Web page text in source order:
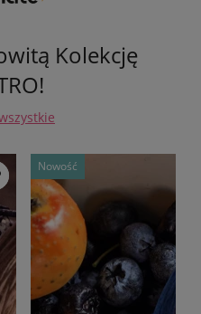
Kolekcję
Nowość